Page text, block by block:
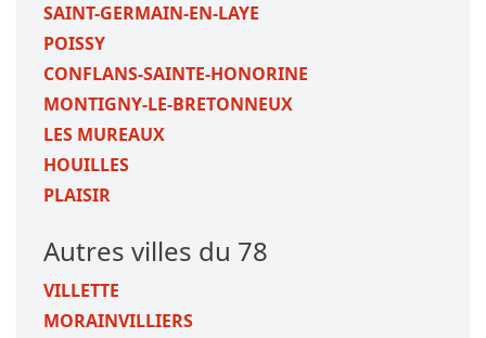
SAINT-GERMAIN-EN-LAYE
POISSY
CONFLANS-SAINTE-HONORINE
MONTIGNY-LE-BRETONNEUX
LES MUREAUX
HOUILLES
PLAISIR
Autres villes du 78
VILLETTE
MORAINVILLIERS